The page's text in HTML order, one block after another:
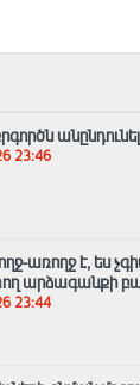
23:46
առողջ է, ես
արձագանքի
23:44